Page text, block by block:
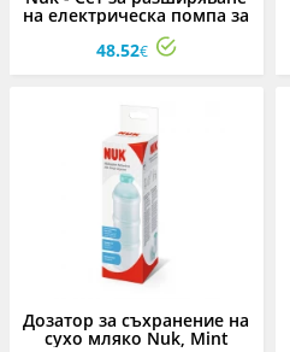
на електрическа помпа за
кърма Perfect Match Soft &
Easy
48.52€
Дозатор за съхранение на
сухо мляко Nuk, Mint